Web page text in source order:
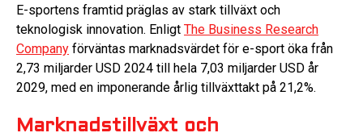
E-sportens framtid präglas av stark tillväxt och
teknologisk innovation. Enligt The Business Research
Company förväntas marknadsvärdet för e-sport öka från
2,73 miljarder USD 2024 till hela 7,03 miljarder USD år
2029, med en imponerande årlig tillväxttakt på 21,2%.
Marknadstillväxt och